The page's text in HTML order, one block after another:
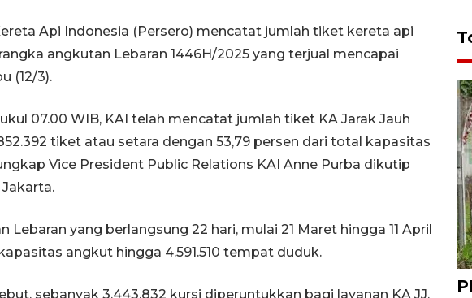
Api Indonesia (Persero) mencatat jumlah tiket kereta api
angkutan Lebaran 1446H/2025 yang terjual mencapai
(12/3).
07.00 WIB, KAI telah mencatat jumlah tiket KA Jarak Jauh
tiket atau setara dengan 53,79 persen dari total kapasitas
Vice President Public Relations KAI Anne Purba dikutip
Lebaran yang berlangsung 22 hari, mulai 21 Maret hingga 11 April
angkut hingga 4.591.510 tempat duduk.
sebanyak 3.443.832 kursi diperuntukkan bagi layanan KA JJ,